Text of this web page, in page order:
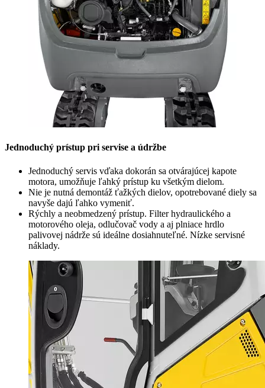
Jednoduchý prístup pri servise a údržbe
Jednoduchý servis vďaka dokorán sa otvárajúcej kapote
motora, umožňuje ľahký prístup ku všetkým dielom.
Nie je nutná demontáž ťažkých dielov, opotrebované diely sa
navyše dajú ľahko vymeniť.
Rýchly a neobmedzený prístup. Filter hydraulického a
motorového oleja, odlučovač vody a aj plniace hrdlo
palivovej nádrže sú ideálne dosiahnuteľné. Nízke servisné
náklady.